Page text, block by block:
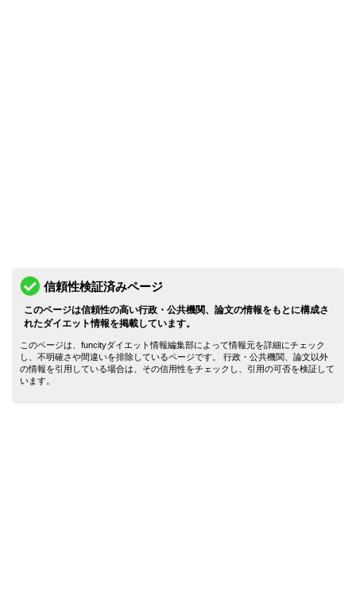
信頼性検証済みページ
このページは信頼性の高い行政・公共機関、論文の情報をもとに構成さ
れたダイエット情報を掲載しています。
このページは、funcityダイエット情報編集部によって情報元を詳細にチェック
し、不明確さや間違いを排除しているページです。 行政・公共機関、論文以外
の情報を引用している場合は、その信用性をチェックし、引用の可否を検証して
います。